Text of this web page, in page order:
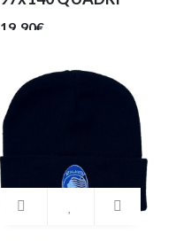
19.90€